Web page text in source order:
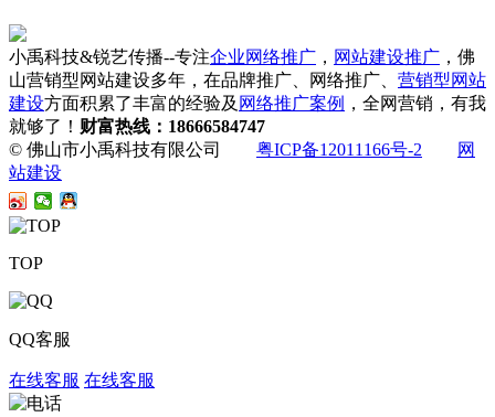
小禹科技&锐艺传播--专注企业网络推广 ， 网站建设推广 ，佛
山营销型网站建设多年，在品牌推广、网络推广、 营销型网站
建设方面积累了丰富的经验及 网络推广案例 ，全网营销，有我
就够了！ 财富热线：18666584747
© 佛山市小禹科技有限公司 粤ICP备12011166号-2
网
站建设
TOP
QQ客服
在线客服 在线客服